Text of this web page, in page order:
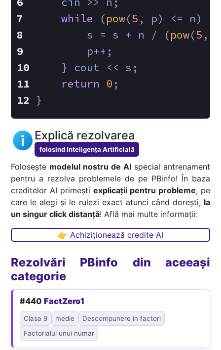
while (pow(5 , p) <= n) {
        s = s + n / (
pow(5 ,
        p++;
    } cout << s;
return
0 ;
}
Explică rezolvarea
folosind Inteligența Artificială
Folosește modelul nostru de AIspecial antrenament
pentru a rezolva problemele de pe PBinfo! În baza
creditelor AI primești explicații pentru probleme, pe
care le alegi și le rulezi exact atunci când dorești, la
un singur click distanță! Află mai multe informații:
👉 Achiziționează credite AI
Rezolvări PBinfo din aceeași
categorie
#440FactZero1
Clasa 9 medie
Descompunere in factori
Factorialul unui numar